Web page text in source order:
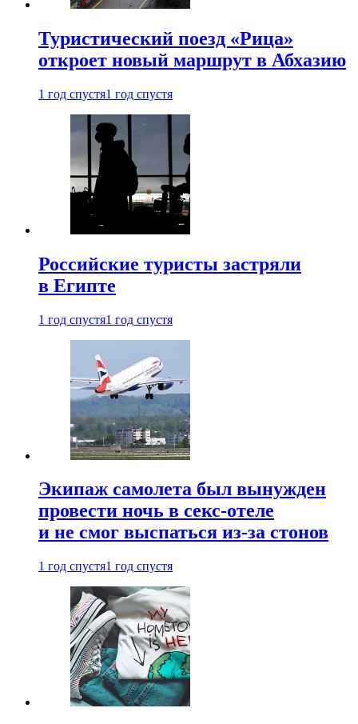
Туристический поезд «Рица»
откроет новый маршрут в Абхазию
1 год спустя1 год спустя
Российские туристы застряли
в Египте
1 год спустя1 год спустя
Экипаж самолета был вынужден
провести ночь в секс-отеле
и не смог выспаться из-за стонов
1 год спустя1 год спустя